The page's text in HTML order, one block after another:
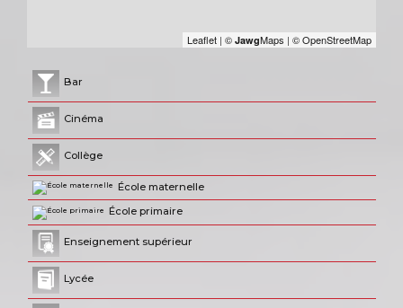
Leaflet | © JawgMaps | © OpenStreetMap
Bar
Cinéma
Collège
École maternelle
École primaire
Enseignement supérieur
Lycée